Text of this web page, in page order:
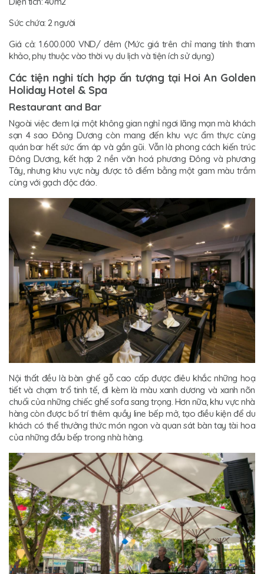
Sức chứa: 2 người
Giá cả: 1.600.000 VND/ đêm (Mức giá trên chỉ mang tính tham
khảo, phụ thuộc vào thời vụ du lịch và tiện ích sử dụng)
Các tiện nghi tích hợp ấn tượng tại Hoi An Golden
Holiday Hotel & Spa
Restaurant and Bar
Ngoài việc đem lại một không gian nghỉ ngơi lãng mạn mà khách
sạn 4 sao Đông Dương còn mang đến khu vực ẩm thực cùng
quán bar hết sức ấm áp và gần gũi. Vẫn là phong cách kiến trúc
Đông Dương, kết hợp 2 nền văn hoá phương Đông và phương
Tây, nhưng khu vực này được tô điểm bằng một gam màu trầm
cùng với gạch độc đáo.
Nội thất đều là bàn ghế gỗ cao cấp được điêu khắc những hoạ
tiết và chạm trổ tinh tế, đi kèm là màu xanh dương và xanh nõn
chuối của những chiếc ghế sofa sang trọng. Hơn nữa, khu vực nhà
hàng còn được bố trí thêm quầy line bếp mở, tạo điều kiện để du
khách có thể thưởng thức món ngon và quan sát bàn tay tài hoa
của những đầu bếp trong nhà hàng.